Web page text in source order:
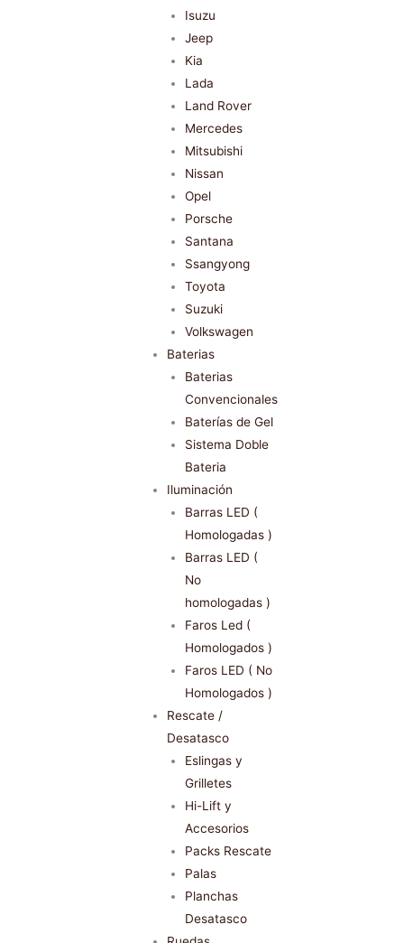
Isuzu
Jeep
Kia
Lada
Land Rover
Mercedes
Mitsubishi
Nissan
Opel
Porsche
Santana
Ssangyong
Toyota
Suzuki
Volkswagen
Baterias
Baterias
Convencionales
Baterías de Gel
Sistema Doble
Bateria
Iluminación
Barras LED (
Homologadas )
Barras LED (
No
homologadas )
Faros Led (
Homologados )
Faros LED ( No
Homologados )
Rescate /
Desatasco
Eslingas y
Grilletes
Hi-Lift y
Accesorios
Packs Rescate
Palas
Planchas
Desatasco